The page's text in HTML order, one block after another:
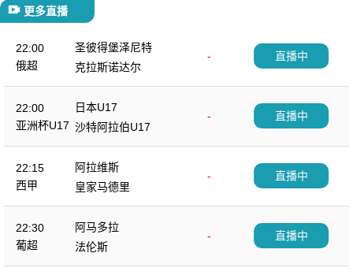
更多直播
22:00
俄超
圣彼得堡泽尼特
-
克拉斯诺达尔
直播中
22:00
亚洲杯U17
日本U17
-
沙特阿拉伯U17
直播中
22:15
西甲
阿拉维斯
-
皇家马德里
直播中
22:30
葡超
阿马多拉
-
法伦斯
直播中